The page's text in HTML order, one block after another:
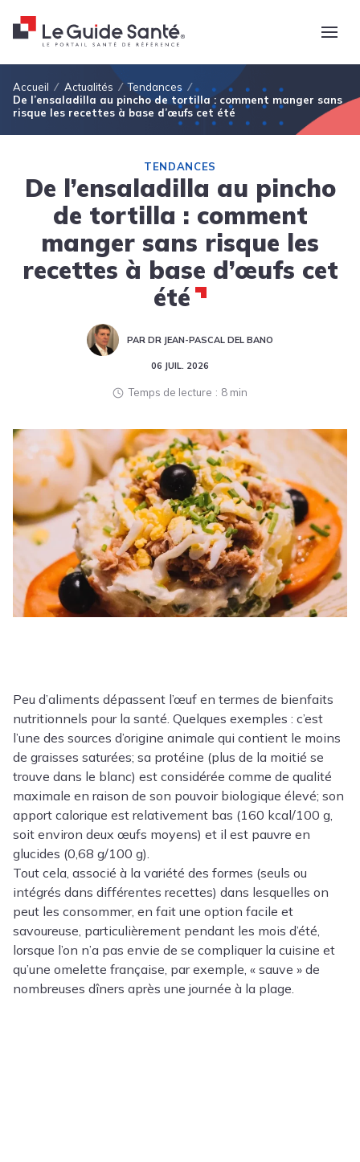
Fil d'Ariane
Accueil Actualités
Tendances
De l’ensaladilla au pincho de tortilla : comment manger sans
risque les recettes à base d’œufs cet été
TENDANCES
De l’ensaladilla au pincho
de tortilla : comment
manger sans risque les
recettes à base d’œufs cet
été
PAR DR JEAN-PASCAL DEL BANO
06 JUIL. 2026
Temps de lecture 8 min
Peu d’aliments dépassent l’œuf en termes de bienfaits
nutritionnels pour la santé. Quelques exemples : c’est
l’une des sources d’origine animale qui contient le moins
de graisses saturées; sa protéine (plus de la moitié se
trouve dans le blanc) est considérée comme de qualité
maximale en raison de son pouvoir biologique élevé; son
apport calorique est relativement bas (160 kcal/100 g,
soit environ deux œufs moyens) et il est pauvre en
glucides (0,68 g/100 g).
Tout cela, associé à la variété des formes (seuls ou
intégrés dans différentes recettes) dans lesquelles on
peut les consommer, en fait une option facile et
savoureuse, particulièrement pendant les mois d’été,
lorsque l’on n’a pas envie de se compliquer la cuisine et
qu’une omelette française, par exemple, « sauve » de
nombreuses dîners après une journée à la plage.